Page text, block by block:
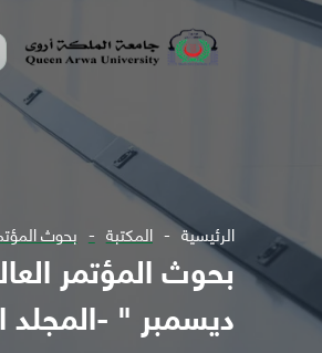
الرئيسية المكتبة بحوث المؤتمر
ديسمبر " -المجلد